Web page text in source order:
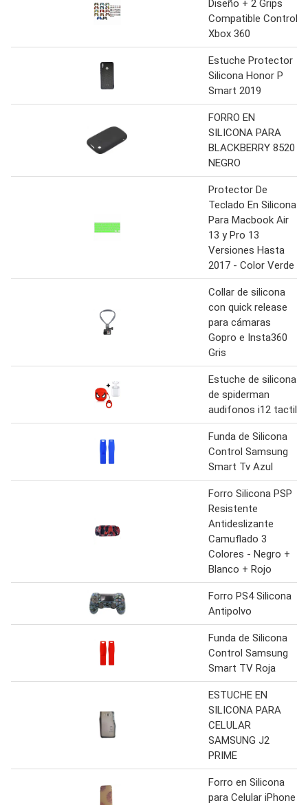
Diseño + 2 Grips
Compatible Control
Xbox 360
Estuche Protector
Silicona Honor P
Smart 2019
FORRO EN
SILICONA PARA
BLACKBERRY 8520
NEGRO
Protector De
Teclado En Silicona
Para Macbook Air
13 y Pro 13
Versiones Hasta
2017 - Color Verde
Collar de silicona
con quick release
para cámaras
Gopro e Insta360
Gris
Estuche de silicona
de spiderman
audifonos i12 tactil
Funda de Silicona
Control Samsung
Smart Tv Azul
Forro Silicona PSP
Resistente
Antideslizante
Camuflado 3
Colores - Negro +
Blanco + Rojo
Forro PS4 Silicona
Antipolvo
Funda de Silicona
Control Samsung
Smart TV Roja
ESTUCHE EN
SILICONA PARA
CELULAR
SAMSUNG J2
PRIME
Forro en Silicona
para Celular iPhone